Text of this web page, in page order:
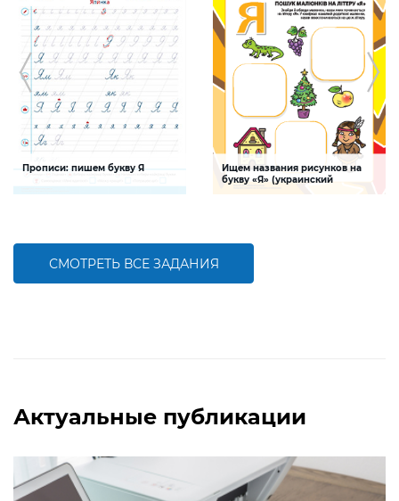
Прописи: пишем букву Я
Ищем названия рисунков на
букву «Я» (украинский
СМОТРЕТЬ ВСЕ ЗАДАНИЯ
Актуальные публикации